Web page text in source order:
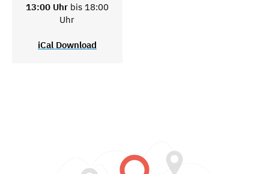
13:00 Uhr bis 18:00
Uhr
iCal Download